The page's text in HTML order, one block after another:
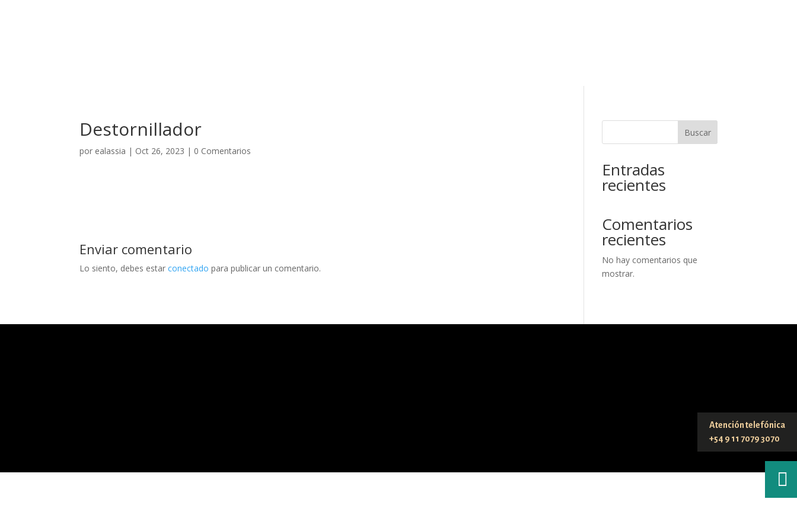
Destornillador
por ealassia | Oct 26, 2023 | 0 Comentarios
Enviar comentario
Lo siento, debes estarconectado para publicar un comentario.
Buscar
Entradas
recientes
Comentarios
recientes
No hay comentarios que
mostrar.
Atención telefónica
+54 9 11 7079 3070
